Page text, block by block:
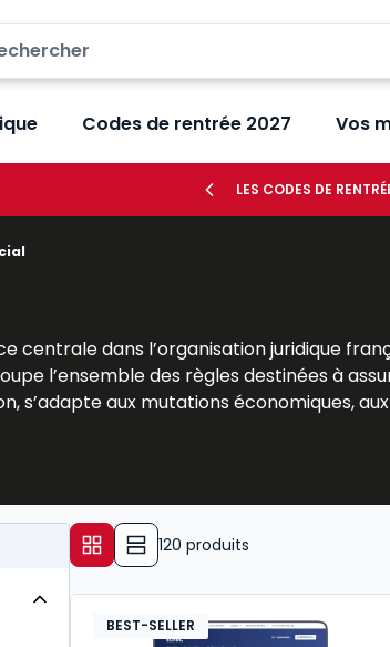
Codes de rentrée 2027 Vos
LES CODES DE
centrale dans l’organisation juridique
l’ensemble des règles destinées à
s’adapte aux mutations économiques,
en droit, les praticiens et les
des relations professionnelles. Les
contexte marqué par une forte
risques et accompagner efficacement
120 produits
BEST-SELLER